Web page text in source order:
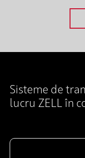
Sisteme de
lucru ZELL în